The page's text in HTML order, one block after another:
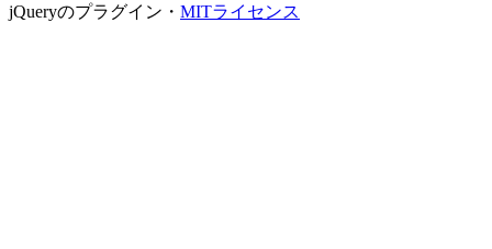
jQueryのプラグイン・ MITライセンス